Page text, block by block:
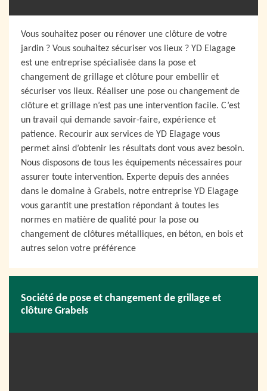
Vous souhaitez poser ou rénover une clôture de votre
jardin ? Vous souhaitez sécuriser vos lieux ? YD Elagage
est une entreprise spécialisée dans la pose et
changement de grillage et clôture pour embellir et
sécuriser vos lieux. Réaliser une pose ou changement de
clôture et grillage n’est pas une intervention facile. C’est
un travail qui demande savoir-faire, expérience et
patience. Recourir aux services de YD Elagage vous
permet ainsi d’obtenir les résultats dont vous avez besoin.
Nous disposons de tous les équipements nécessaires pour
assurer toute intervention. Experte depuis des années
dans le domaine à Grabels, notre entreprise YD Elagage
vous garantit une prestation répondant à toutes les
normes en matière de qualité pour la pose ou
changement de clôtures métalliques, en béton, en bois et
autres selon votre préférence
Société de pose et changement de grillage et
clôture Grabels